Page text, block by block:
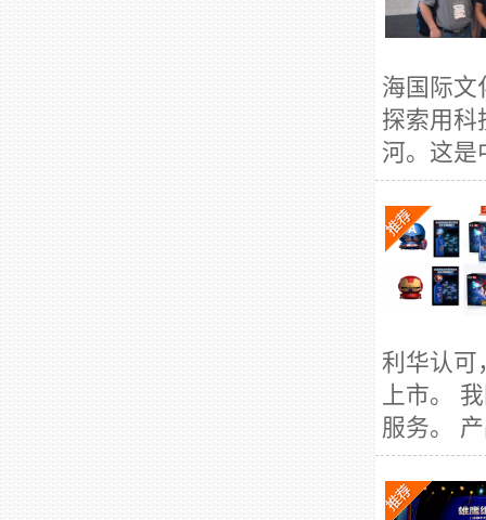
海国际
探索用科
河。这是
利华认可
上市。
服务。